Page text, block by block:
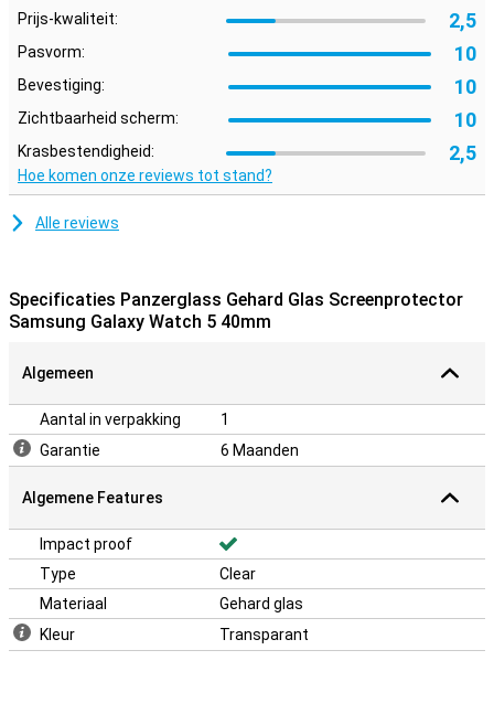
Prijs-kwaliteit: 2,5
Pasvorm: 10
Bevestiging: 10
Zichtbaarheid scherm: 10
Krasbestendigheid: 2,5
Hoe komen onze reviews tot stand?
Alle reviews
Specificaties Panzerglass Gehard Glas Screenprotector
Samsung Galaxy Watch 5 40mm
Algemeen
Aantal in verpakking
1
Garantie
6 Maanden
Algemene Features
Impact proof
Type
Clear
Materiaal
Gehard glas
Kleur
Transparant